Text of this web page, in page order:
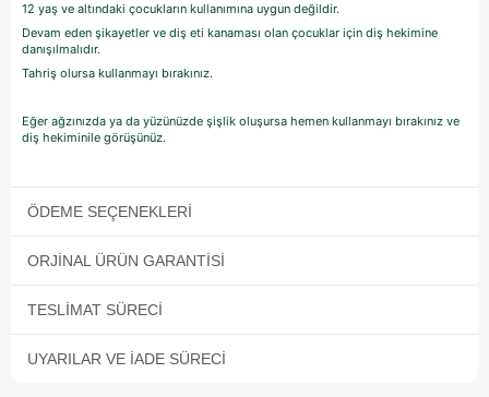
12 yaş ve altındaki çocukların kullanımına uygun değildir.
Devam eden şikayetler ve diş eti kanaması olan çocuklar için diş hekimine
danışılmalıdır.
Tahriş olursa kullanmayı bırakınız.
Eğer ağzınızda ya da yüzünüzde şişlik oluşursa hemen kullanmayı bırakınız ve
diş hekiminile görüşünüz.
ÖDEME SEÇENEKLERI
ORJINAL ÜRÜN GARANTISI
TESLIMAT SÜRECI
UYARILAR VE İADE SÜRECI